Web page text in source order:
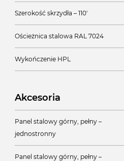
Szerokość skrzydła – 110'
Ościeżnica stalowa RAL 7024
Wykończenie HPL
Akcesoria
Panel stalowy górny, pełny –
jednostronny
Panel stalowy górny, pełny –